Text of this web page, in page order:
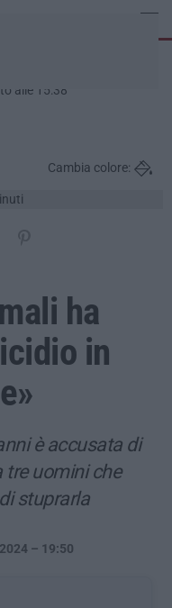
alle 15:38
Cambia colore:
ha
in
è accusata di
tre uomini che
stuprarla
– 19:50